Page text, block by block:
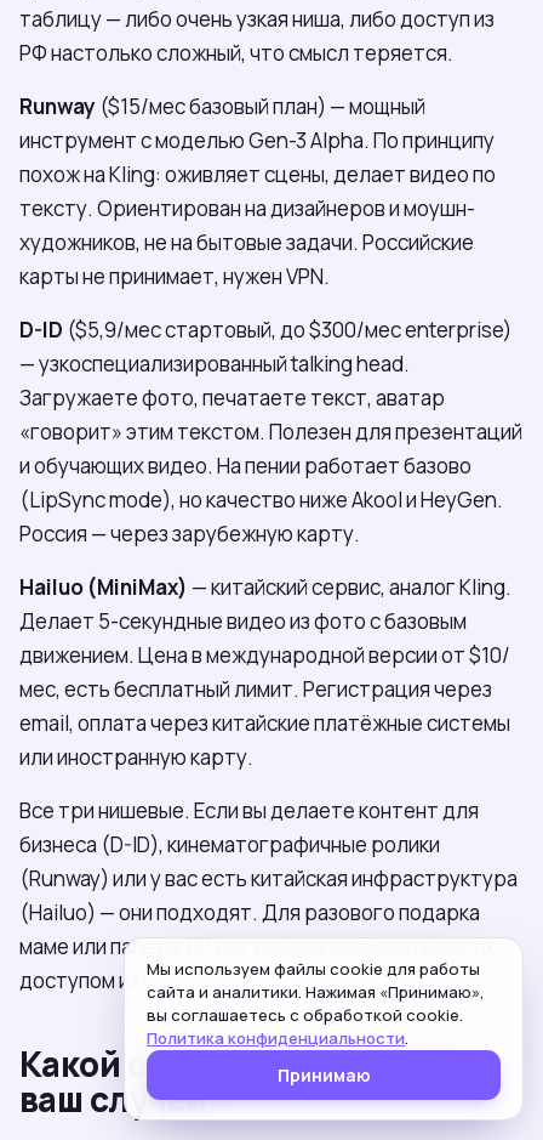
таблицу — либо очень узкая ниша, либо доступ из
РФ настолько сложный, что смысл теряется.
Runway ($15/мес базовый план) — мощный
инструмент с моделью Gen-3 Alpha. По принципу
похож на Kling: оживляет сцены, делает видео по
тексту. Ориентирован на дизайнеров и моушн-
художников, не на бытовые задачи. Российские
карты не принимает, нужен VPN.
D-ID ($5,9/мес стартовый, до $300/мес enterprise)
— узкоспециализированный talking head.
Загружаете фото, печатаете текст, аватар
«говорит» этим текстом. Полезен для презентаций
и обучающих видео. На пении работает базово
(LipSync mode), но качество ниже Akool и HeyGen.
Россия — через зарубежную карту.
Hailuo (MiniMax) — китайский сервис, аналог Kling.
Делает 5-секундные видео из фото с базовым
движением. Цена в международной версии от $10/
мес, есть бесплатный лимит. Регистрация через
email, оплата через китайские платёжные системы
или иностранную карту.
Все три нишевые. Если вы делаете контент для
бизнеса (D-ID), кинематографичные ролики
(Runway) или у вас есть китайская инфраструктура
(Hailuo) — они подходят. Для разового подарка
маме или папе на ДР нет смысла разбираться с их
доступом из РФ.
Какой сервис выбрать под
ваш случай
Мы используем файлы cookie для работы
сайта и аналитики. Нажимая «Принимаю»,
вы соглашаетесь с обработкой cookie.
Политика конфиденциальности.
Принимаю